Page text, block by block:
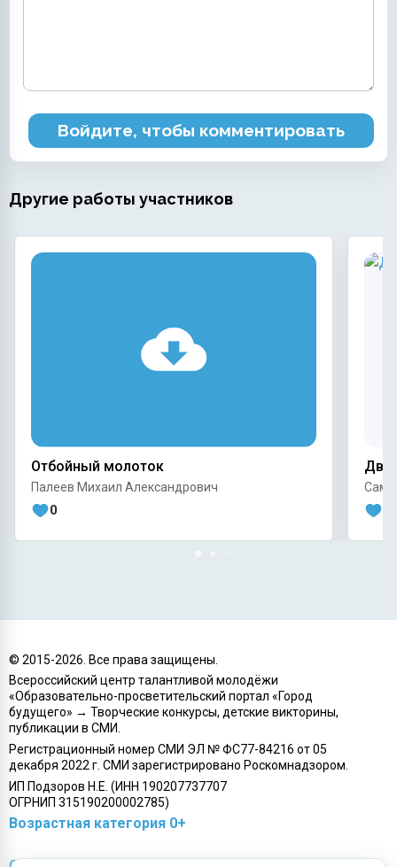
Войдите, чтобы комментировать
Другие работы участников
Отбойный молоток
Палеев Михаил Александрович
0
© 2015-2026 . Все права защищены.
Всероссийский центр талантливой молодёжи
«Образовательно-просветительский портал «Город
будущего» → Творческие конкурсы, детские викторины,
публикации в СМИ.
Регистрационный номер СМИ ЭЛ № ФС77-84216 от 05
декабря 2022 г. СМИ зарегистрировано Роскомнадзором.
ИП Подзоров Н.Е. (ИНН 190207737707
ОГРНИП 315190200002785)
Возрастная категория 0+